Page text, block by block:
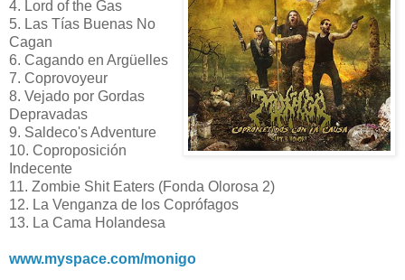
4. Lord of the Gas
5. Las Tías Buenas No
Cagan
6. Cagando en Argüelles
7. Coprovoyeur
8. Vejado por Gordas
Depravadas
9. Saldeco's Adventure
10. Coproposición
Indecente
11. Zombie Shit Eaters (Fonda Olorosa 2)
12. La Venganza de los Coprófagos
13. La Cama Holandesa
www.myspace.com/monigo